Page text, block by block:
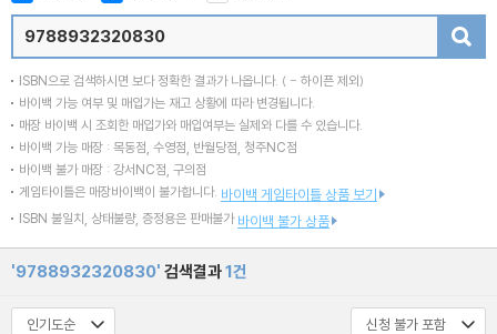
ISBN으로 검색하시면 보다 정확한 결과가 나옵니다. ( - 하이픈 제외)
바이백 가능 여부 및 매입가는 재고 상황에 따라 변경됩니다.
매장 바이백 시 조회한 매입가와 매입여부는 실제와 다를 수 있습니다.
바이백 가능 매장 : 목동점, 수영점, 반월당점, 청주NC점
바이백 불가 매장 : 강서NC점, 구의점
게임타이틀은 매장바이백이 불가합니다. 바이백 게임타이틀 상품 보기
ISBN 불일치, 상태불량, 증정용은 판매불가 바이백 불가 상품
'9788932320830' 검색결과1건